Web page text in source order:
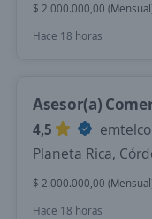
$ 2.000.000,00
Hace 18 horas
Asesor(a)
4,5
emtelco
Planeta Rica,
$ 2.000.000,00
Hace 18 horas